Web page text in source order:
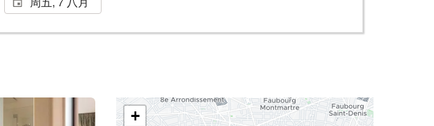
查看15张照片
+